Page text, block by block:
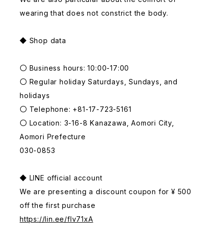
wearing that does not constrict the body.
◆ Shop data
〇 Business hours: 10:00-17:00
〇 Regular holiday Saturdays, Sundays, and
holidays
〇 Telephone: +81-17-723-5161
〇 Location: 3-16-8 Kanazawa, Aomori City,
Aomori Prefecture
030-0853
◆ LINE official account
We are presenting a discount coupon for ¥ 500
off the first purchase
https://lin.ee/fIv71xA